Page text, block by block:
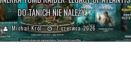
DO TANICH NIE NALEŻY
Michał Król 7 czerwca 2026